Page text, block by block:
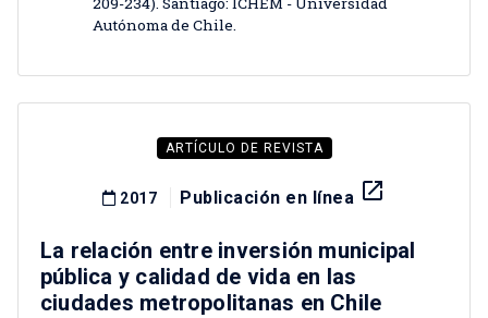
Autónoma de Chile.
ARTÍCULO DE REVISTA
2017 Publicación en línea launch
La relación entre inversión municipal
pública y calidad de vida en las
ciudades metropolitanas en Chile